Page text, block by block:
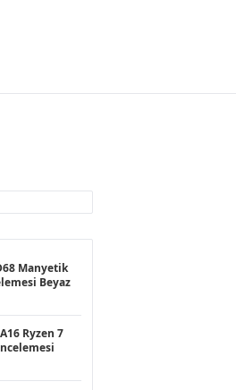
Manyetik
Beyaz
Ryzen 7